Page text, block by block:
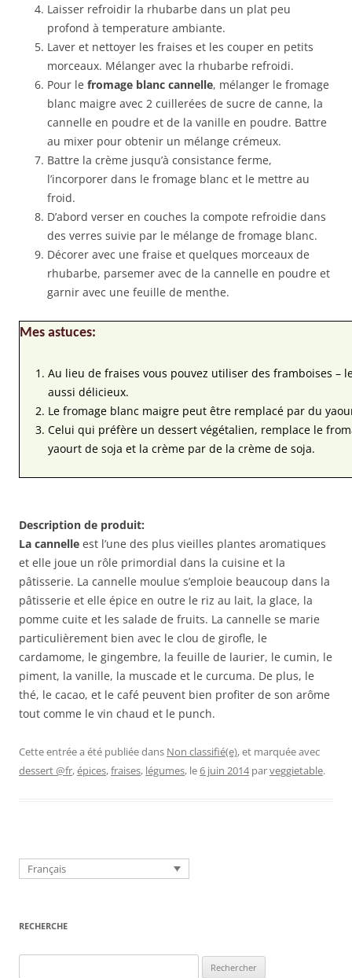
Laisser refroidir la rhubarbe dans un plat peu
profond à temperature ambiante.
Laver et nettoyer les fraises et les couper en petits
morceaux. Mélanger avec la rhubarbe refroidi.
Pour le fromage blanc cannelle, mélanger le fromage
blanc maigre avec 2 cuillerées de sucre de canne, la
cannelle en poudre et de la vanille en poudre. Battre
au mixer pour obtenir un mélange crémeux.
Battre la crème jusqu’à consistance ferme,
l’incorporer dans le fromage blanc et le mettre au
froid.
D’abord verser en couches la compote refroidie dans
des verres suivie par le mélange de fromage blanc.
Décorer avec une fraise et quelques morceaux de
rhubarbe, parsemer avec de la cannelle en poudre et
garnir avec une feuille de menthe.
Mes astuces:
Au lieu de fraises vous pouvez utiliser des framboises –
aussi délicieux.
Le fromage blanc maigre peut être remplacé par du
Celui qui préfère un dessert végétalien, remplace le
yaourt de soja et la crème par de la crème de soja.
Description de produit:
La cannelle est l’une des plus vieilles plantes aromatiques
et elle joue un rôle primordial dans la cuisine et la
pâtisserie. La cannelle moulue s’emploie beaucoup dans la
pâtisserie et elle épice en outre le riz au lait, la glace, la
pomme cuite et les salade de fruits. La cannelle se marie
particulièrement bien avec le clou de girofle, le
cardamome, le gingembre, la feuille de laurier, le cumin, le
piment, la vanille, la muscade et le curcuma. De plus, le
thé, le cacao, et le café peuvent bien profiter de son arôme
tout comme le vin chaud et le punch.
Cette entrée a été publiée dans Non classifié(e), et marquée avec
dessert @fr,épices,fraises, légumes, le6 juin 2014 parveggietable.
Français
RECHERCHE